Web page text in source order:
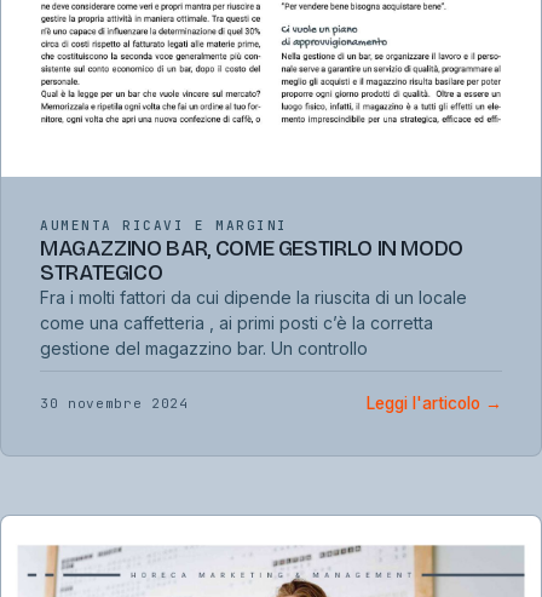
AUMENTA RICAVI E MARGINI
MAGAZZINO BAR, COME GESTIRLO IN MODO
STRATEGICO
Fra i molti fattori da cui dipende la riuscita di un locale
come una caffetteria , ai primi posti c’è la corretta
gestione del magazzino bar. Un controllo
30 novembre 2024 Leggi l'articolo →